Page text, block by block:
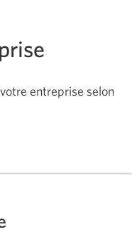
entreprise selon